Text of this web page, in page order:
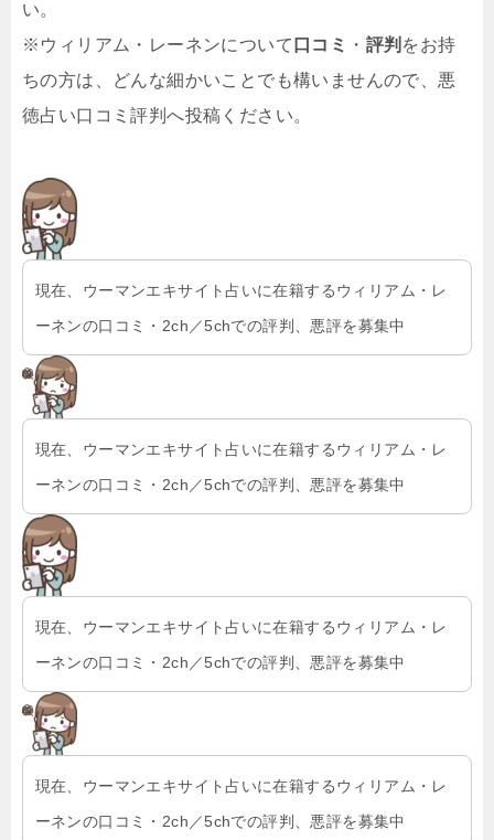
い。
※ウィリアム・レーネンについて 口コミ ・ 評判 をお持
ちの方は、どんな細かいことでも構いませんので、悪
徳占い口コミ評判へ投稿ください。
現在、ウーマンエキサイト占いに在籍するウィリアム・レ
ーネンの口コミ・2ch／5chでの評判、悪評を募集中
現在、ウーマンエキサイト占いに在籍するウィリアム・レ
ーネンの口コミ・2ch／5chでの評判、悪評を募集中
現在、ウーマンエキサイト占いに在籍するウィリアム・レ
ーネンの口コミ・2ch／5chでの評判、悪評を募集中
現在、ウーマンエキサイト占いに在籍するウィリアム・レ
ーネンの口コミ・2ch／5chでの評判、悪評を募集中